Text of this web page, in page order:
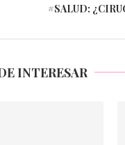
#SALUD:
INTERESAR